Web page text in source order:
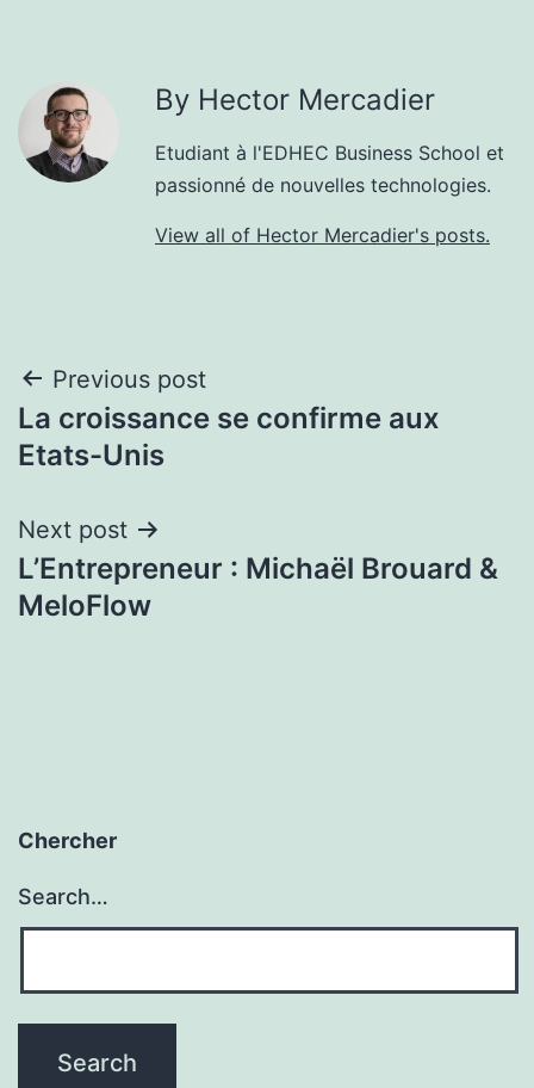
By Hector Mercadier
Etudiant à l'EDHEC Business School et
passionné de nouvelles technologies.
View all of Hector Mercadier's posts.
Post
navigation
Previous post
La croissance se confirme aux
Etats-Unis
Next post
L’Entrepreneur : Michaël Brouard &
MeloFlow
Chercher
Search…